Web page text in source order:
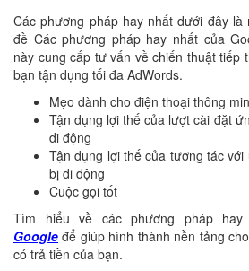
Các phương pháp hay nhất dưới đây là
đề Các phương pháp hay nhất của
này cung cấp tư vấn về chiến thuật tiếp
bạn tận dụng tối đa AdWords.
Mẹo dành cho điện thoại thông
Tận dụng lợi thế của lượt cài đặt
di động
Tận dụng lợi thế của tương tác
bị di động
Cuộc gọi tốt
Tìm hiểu về các phương pháp hay
Google để giúp hình thành nền tảng
có trả tiền của bạn.